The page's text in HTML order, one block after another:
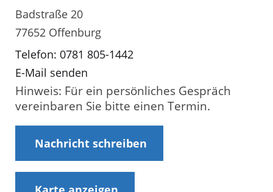
Badstraße 20
77652 Offenburg
Telefon: 0781 805-1442
E-Mail senden
Hinweis: Für ein persönliches Gespräch
vereinbaren Sie bitte einen Termin.
Nachricht schreiben